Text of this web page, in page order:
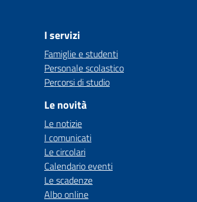
I servizi
Famiglie e studenti
Personale scolastico
Percorsi di studio
Le novità
Le notizie
I comunicati
Le circolari
Calendario eventi
Le scadenze
Albo online